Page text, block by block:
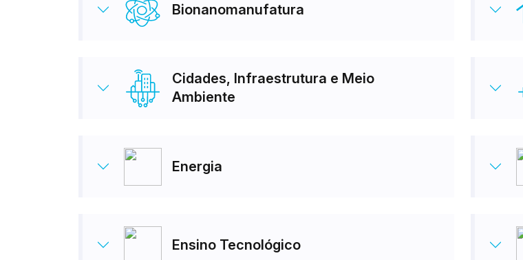
Bionanomanufatura
Cidades, Infraestrutura e Meio
Ambiente
Energia
Ensino Tecnológico